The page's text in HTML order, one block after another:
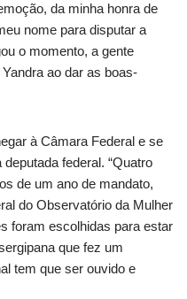
da minha honra de
nome para disputar a
o momento, a gente
ao dar as boas-
à Câmara Federal e se
federal. “Quatro
de um ano de mandato,
do Observatório da Mulher
foram escolhidas para estar
que fez um
tem que ser ouvido e